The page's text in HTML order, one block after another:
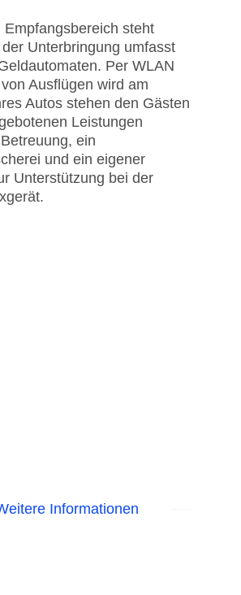
steht
Unterbringung umfasst
Per WLAN
Ausflügen wird am
Autos stehen den Gästen
Leistungen
ein
und ein eigener
Unterstützung bei der
VisaInformationen